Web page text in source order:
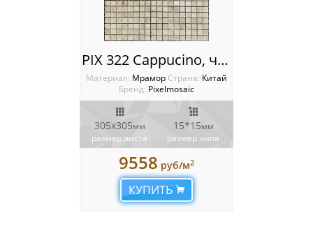
PIX 322 Cappucino, чип 15х15 мм, сетка 305х305х4 мм, Полированная
Материал: Мрамор Cтрана: Китай
Бренд: Pixelmosaic
305x305мм
размер листа
15*15мм
размер чипа
9558 руб/м2
КУПИТЬ